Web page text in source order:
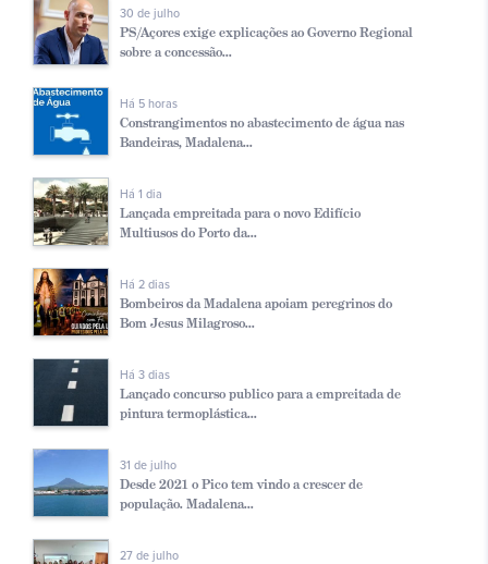
30 de julho
PS/Açores exige explicações ao Governo Regional
sobre a concessão...
Há 5 horas
Constrangimentos no abastecimento de água nas
Bandeiras, Madalena...
Há 1 dia
Lançada empreitada para o novo Edifício
Multiusos do Porto da...
Há 2 dias
Bombeiros da Madalena apoiam peregrinos do
Bom Jesus Milagroso...
Há 3 dias
Lançado concurso publico para a empreitada de
pintura termoplástica...
31 de julho
Desde 2021 o Pico tem vindo a crescer de
população. Madalena...
27 de julho